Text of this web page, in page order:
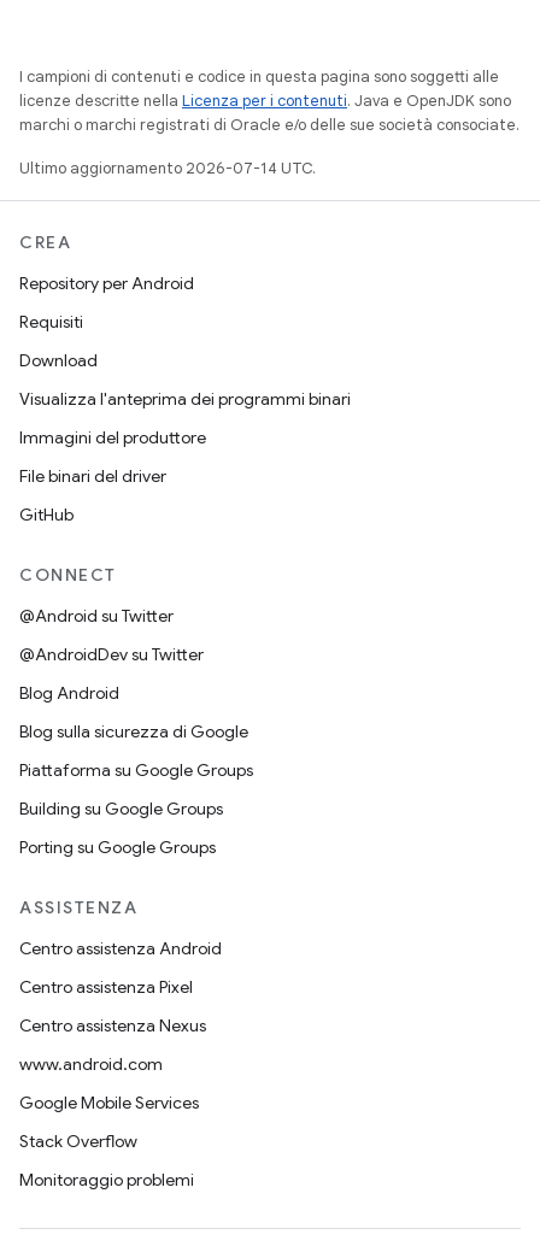
I campioni di contenuti e codice in questa pagina sono soggetti alle
licenze descritte nella Licenza per i contenuti. Java e OpenJDK sono
marchi o marchi registrati di Oracle e/o delle sue società consociate.
Ultimo aggiornamento 2026-07-14 UTC.
CREA
Repository per Android
Requisiti
Download
Visualizza l'anteprima dei programmi binari
Immagini del produttore
File binari del driver
GitHub
CONNECT
@Android su Twitter
@AndroidDev su Twitter
Blog Android
Blog sulla sicurezza di Google
Piattaforma su Google Groups
Building su Google Groups
Porting su Google Groups
ASSISTENZA
Centro assistenza Android
Centro assistenza Pixel
Centro assistenza Nexus
www.android.com
Google Mobile Services
Stack Overflow
Monitoraggio problemi